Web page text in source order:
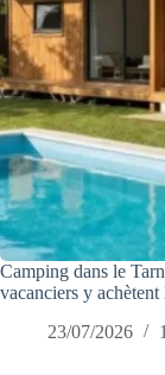
Camping dans le
vacanciers y
23/07/2026